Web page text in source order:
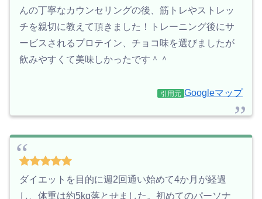
んの丁寧なカウンセリングの後、筋トレやストレッ
チを親切に教えて頂きました！トレーニング後にサ
ービスされるプロテイン、チョコ味を選びましたが
飲みやすくて美味しかったです＾＾
引用元 Googleマップ
ダイエットを目的に週2回通い始めて4か月が経過
し、体重は約5kg落とせました。初めてのパーソナ